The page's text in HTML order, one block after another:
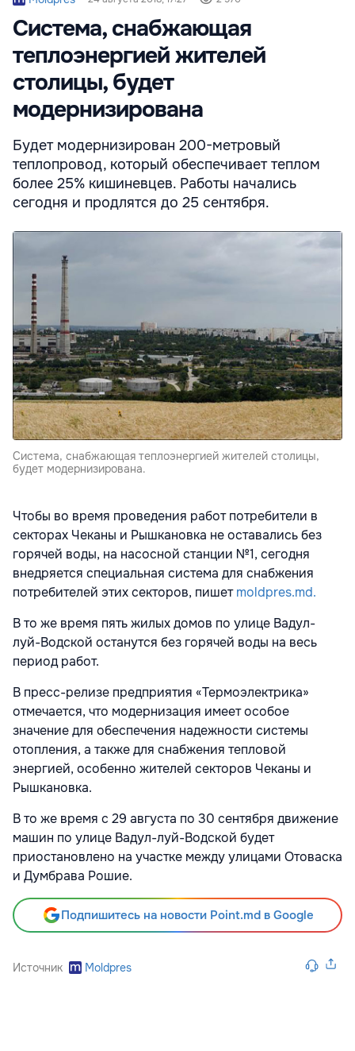
Система, снабжающая
теплоэнергией жителей
столицы, будет
модернизирована
Будет модернизирован 200-метровый
теплопровод, который обеспечивает теплом
более 25% кишиневцев. Работы начались
сегодня и продлятся до 25 сентября.
Система, снабжающая теплоэнергией жителей столицы,
будет модернизирована.
Чтобы во время проведения работ потребители в
секторах Чеканы и Рышкановка не оставались без
горячей воды, на насосной станции №1, сегодня
внедряется специальная система для снабжения
потребителей этих секторов, пишетmoldpres.md.
В то же время пять жилых домов по улице Вадул-
луй-Водской останутся без горячей воды на весь
период работ.
В пресс-релизе предприятия «Термоэлектрика»
отмечается, что модернизация имеет особое
значение для обеспечения надежности системы
отопления, а также для снабжения тепловой
энергией, особенно жителей секторов Чеканы и
Рышкановка.
В то же время с 29 августа по 30 сентября движение
машин по улице Вадул-луй-Водской будет
приостановлено на участке между улицами Отоваска
и Думбрава Рошие.
Подпишитесь на новости Point.md в Google
Источник Moldpres